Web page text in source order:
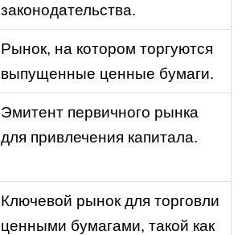
законодательства.
Рынок, на котором торгуются
выпущенные ценные бумаги.
Эмитент первичного рынка
для привлечения капитала.
Ключевой рынок для торговли
ценными бумагами, такой как